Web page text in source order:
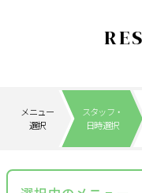
ヘア・メイク ネイル・
リラク・整体
スクール
トレーニ
メニュー
選択
スタッフ・
日時選択